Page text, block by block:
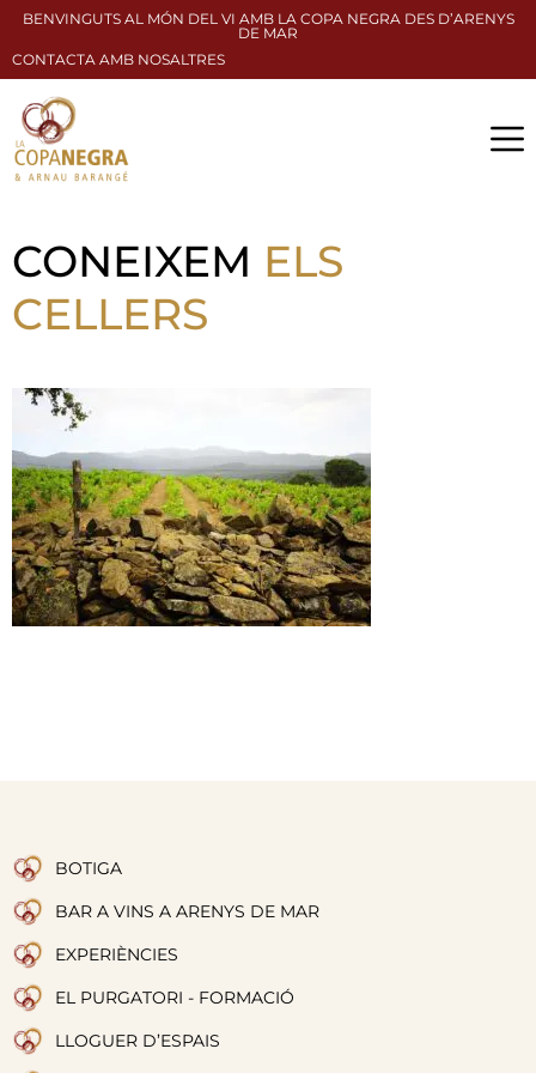
BENVINGUTS AL MÓN DEL VI AMB LA COPA NEGRA DES D’ARENYS
DE MAR
CONTACTA AMB NOSALTRES
CONEIXEM ELS
CELLERS
BOTIGA
BAR A VINS A ARENYS DE MAR
EXPERIÈNCIES
EL PURGATORI - FORMACIÓ
LLOGUER D’ESPAIS